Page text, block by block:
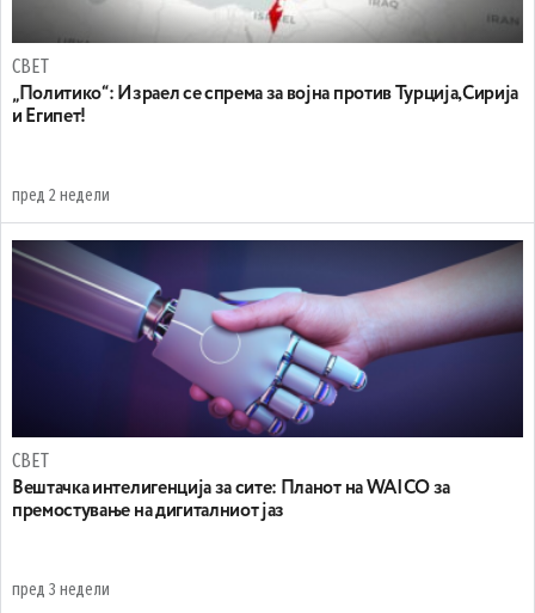
СВЕТ
„Политико“: Израел се спрема за војна против Турција,Сирија
и Египет!
пред 2 недели
СВЕТ
Вештачка интелигенција за сите: Планот на WAICO за
премостување на дигиталниот јаз
пред 3 недели